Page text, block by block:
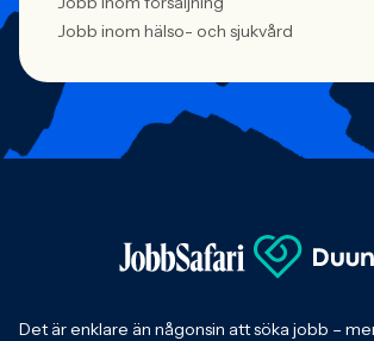
Jobb inom hälso- och sjukvård
Det är enklare än någonsin att söka jobb –